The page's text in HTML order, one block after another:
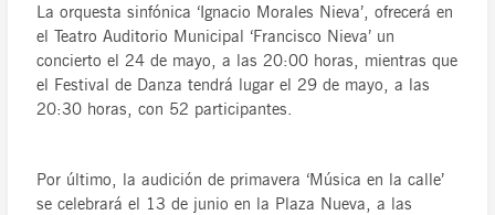
La orquesta sinfónica ‘Ignacio Morales Nieva’, ofrecerá en
el Teatro Auditorio Municipal ‘Francisco Nieva’ un
concierto el 24 de mayo, a las 20:00 horas, mientras que
el Festival de Danza tendrá lugar el 29 de mayo, a las
20:30 horas, con 52 participantes.
Por último, la audición de primavera ‘Música en la calle’
se celebrará el 13 de junio en la Plaza Nueva, a las